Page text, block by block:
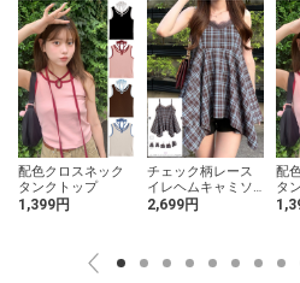
配色クロスネック
タンクトップ
1,399円
チェック柄レース
イレヘムキャミソ
ールトップス
2,699円
配
タ